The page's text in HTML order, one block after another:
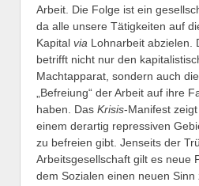
Arbeit. Die Folge ist ein
da alle unsere Tätigkeiten auf
Kapital via Lohnarbeit abzielen.
betrifft nicht nur den
Machtapparat, sondern auch
„Befreiung“ der Arbeit auf ihre
haben. Das Krisis-Manifest
einem derartig repressiven
zu befreien gibt. Jenseits der
Arbeitsgesellschaft gilt es neue
dem Sozialen einen neuen Sinn